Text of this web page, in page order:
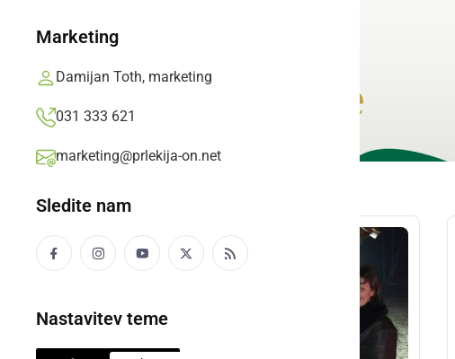
Marketing
Damijan Toth, marketing
031 333 621
marketing@prlekija-on.net
Sledite nam
Nastavitev teme